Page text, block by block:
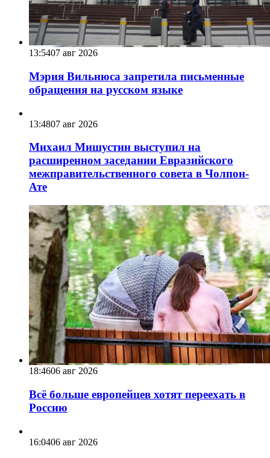
13:5407 авг 2026
Мэрия Вильнюса запретила письменные
обращения на русском языке
13:4807 авг 2026
Михаил Мишустин выступил на
расширенном заседании Евразийского
межправительственного совета в Чолпон-
Ате
18:4606 авг 2026
Всё больше европейцев хотят переехать в
Россию
16:0406 авг 2026